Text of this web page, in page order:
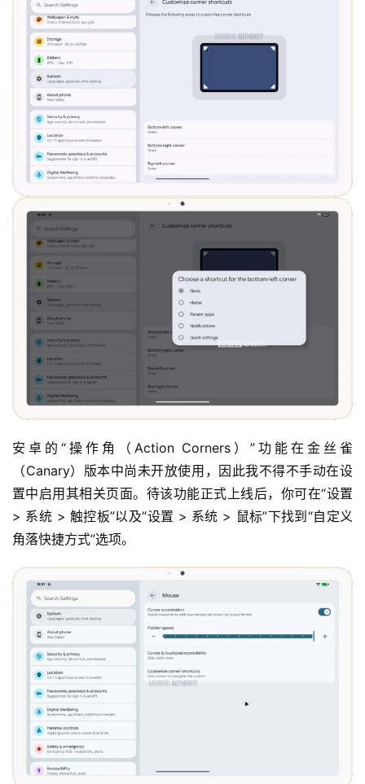
安卓的“操作角（Action Corners）”功能在金丝雀
（Canary）版本中尚未开放使用，因此我不得不手动在设
置中启用其相关页面。待该功能正式上线后，你可在“设置
> 系统 > 触控板”以及“设置 > 系统 > 鼠标”下找到“自定义
角落快捷方式”选项。